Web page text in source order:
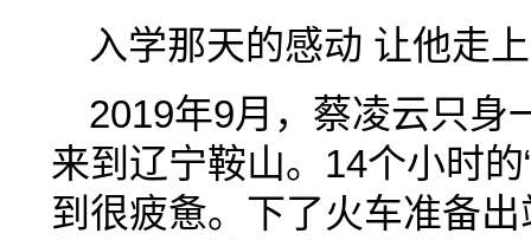
入学那天的感动 让他走
2019年9月，蔡凌云只身
来到辽宁鞍山。14个小时
到很疲惫。下了火车准备